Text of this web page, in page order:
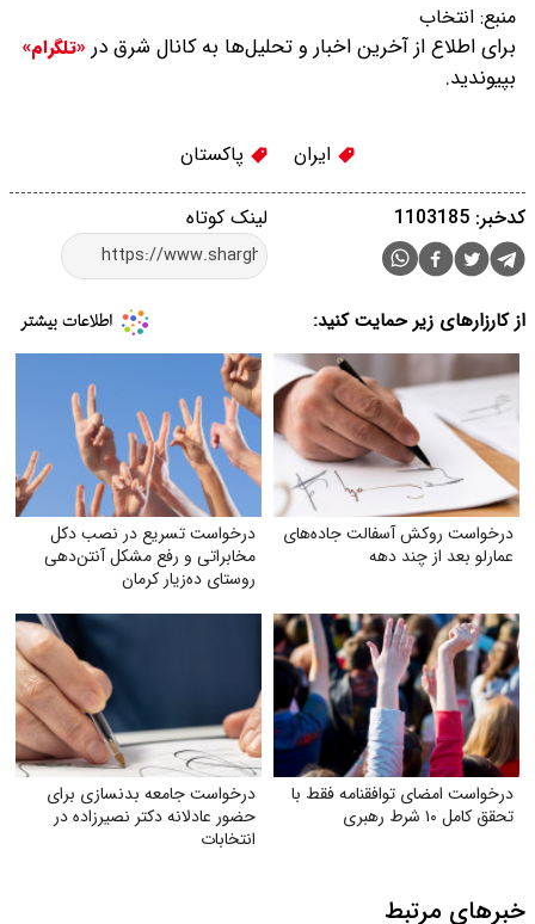
منبع: انتخاب
برای اطلاع از آخرین اخبار و تحلیل‌ها به کانال شرق در «تلگرام»
بپیوندید.
ایران پاکستان
لینک کوتاه کدخبر: 1103185
از کارزارهای زیر حمایت کنید:
درخواست روکش آسفالت جاده‌های
عمارلو بعد از چند دهه
درخواست تسریع در نصب دکل
مخابراتی و رفع مشکل آنتن‌دهی
روستای ده‌زیار کرمان
درخواست امضای توافقنامه فقط با
تحقق کامل ۱۰ شرط رهبری
درخواست جامعه بدنسازی برای
حضور عادلانه دکتر نصیرزاده در
انتخابات
خبرهای مرتبط